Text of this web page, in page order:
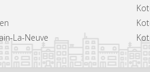
La-Neuve